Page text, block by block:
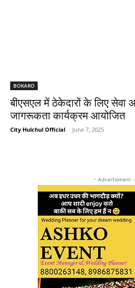
BOKARO
बीएसएल में ठेकेदारों के लिए सेवा
जागरूकता कार्यक्रम आयोजित
City Hulchul Official - June 7, 2025
- Advertisment -